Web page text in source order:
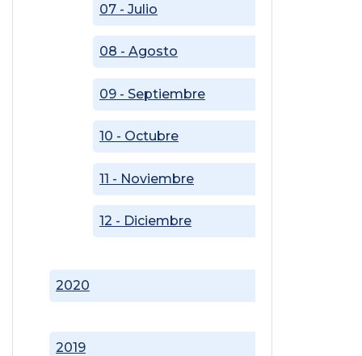
2019
2020
07 - Julio
08 - Agosto
09 - Septiembre
10 - Octubre
11 - Noviembre
12 - Diciembre